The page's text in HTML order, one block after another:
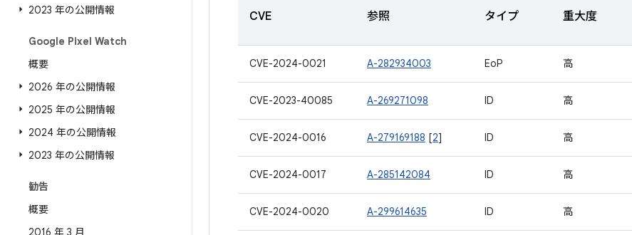
2023 年の公開情報
Google Pixel Watch
概要
2026 年の公開情報
2025 年の公開情報
2024 年の公開情報
2023 年の公開情報
勧告
概要
2016 年 3 月
CVE 参照 タイプ 重大度
CVE-2024-0021 A-282934003 EoP 高
CVE-2023-40085 A-269271098 ID 高
CVE-2024-0016 A-279169188 [2] ID 高
CVE-2024-0017 A-285142084 ID 高
CVE-2024-0020 A-299614635 ID 高